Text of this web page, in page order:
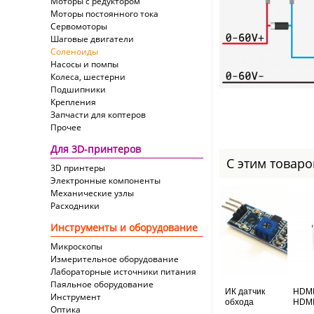
Моторы постоянного тока
Сервомоторы
Шаговые двигатели
Соленоиды
Насосы и помпы
Колеса, шестерни
Подшипники
Крепления
Запчасти для коптеров
Прочее
Для 3D-принтеров
3D принтеры
Электронные компоненты
Механические узлы
Расходники
Инструменты и оборудование
Микроскопы
Измерительное оборудование
Лабораторные источники питания
Паяльное оборудование
Инструмент
Оптика
С этим
ИК датчик
обхода